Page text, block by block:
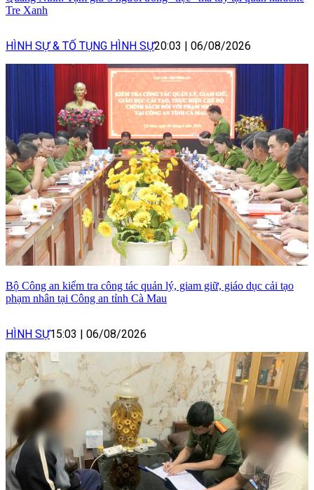
Tre Xanh
HÌNH SỰ & TỐ TỤNG HÌNH SỰ20:03 06/08/2026
Bộ Công an kiểm tra công tác quản lý, giam giữ, giáo dục cải tạo
phạm nhân tại Công an tỉnh Cà Mau
HÌNH SỰ15:03 06/08/2026